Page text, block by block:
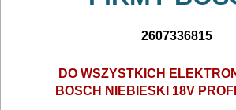
lamelownice
2607336815
DO WSZYSTKICH
BOSCH NIEBIESKI 18V